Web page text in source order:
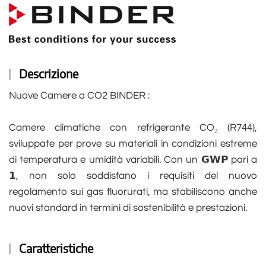
Descrizione
Nuove Camere a CO2 BINDER :
Camere climatiche con refrigerante CO₂ (R744),
sviluppate per prove su materiali in condizioni estreme
di temperatura e umidità variabili. Con un 𝗚𝗪𝗣 pari a
𝟭, non solo soddisfano i requisiti del nuovo
regolamento sui gas fluorurati, ma stabiliscono anche
nuovi standard in termini di sostenibilità e prestazioni.
Caratteristiche